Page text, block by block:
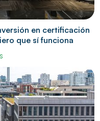
en certificación
que sí funciona